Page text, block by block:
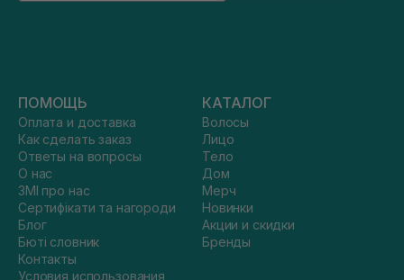
ПОМОЩЬ
Оплата и доставка
Как сделать заказ
Ответы на вопросы
О нас
ЗМІ про нас
Сертифікати та нагороди
Блог
Бюті словник
Контакты
Условия использования
КАТАЛОГ
Волосы
Лицо
Тело
Дом
Мерч
Новинки
Акции и скидки
Бренды